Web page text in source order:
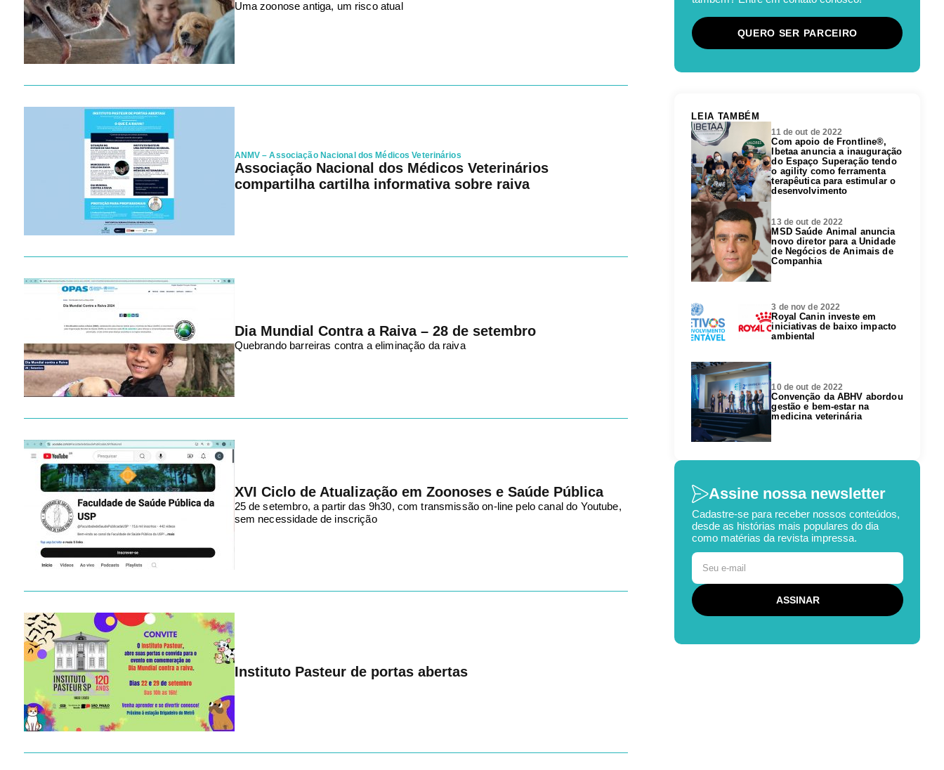
Uma zoonose antiga, um risco atual
ANMV – Associação Nacional dos Médicos Veterinários
Associação Nacional dos Médicos Veterinários
compartilha cartilha informativa sobre raiva
Dia Mundial Contra a Raiva – 28 de setembro
Quebrando barreiras contra a eliminação da raiva
XVI Ciclo de Atualização em Zoonoses e Saúde Pública
25 de setembro, a partir das 9h30, com transmissão on-line pelo canal do Youtube,
sem necessidade de inscrição
Instituto Pasteur de portas abertas
QUERO SER PARCEIRO
LEIA TAMBÉM
11 de out de 2022
Com apoio de Frontline®,
Ibetaa anuncia a inauguração
do Espaço Superação tendo
o agility como ferramenta
terapêutica para estimular o
desenvolvimento
13 de out de 2022
MSD Saúde Animal anuncia
novo diretor para a Unidade
de Negócios de Animais de
Companhia
3 de nov de 2022
Royal Canin investe em
iniciativas de baixo impacto
ambiental
10 de out de 2022
Convenção da ABHV abordou
gestão e bem-estar na
medicina veterinária
Assine nossa newsletter
Cadastre-se para receber nossos conteúdos,
desde as histórias mais populares do dia
como matérias da revista impressa.